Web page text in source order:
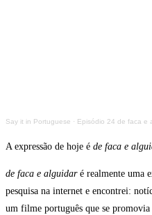
Say it in Portuguese · Episódio 24 de faca e
A expressão de hoje é de faca e
de faca e alguidaré realmente uma
pesquisa na internet e encontrei:
um filme português que se